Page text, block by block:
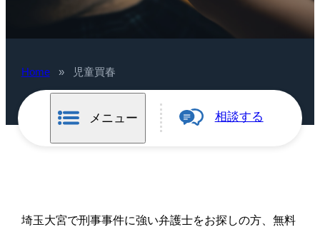
Home » 児童買春
メニュー 相談する
埼玉大宮で刑事事件に強い弁護士をお探しの方、無料